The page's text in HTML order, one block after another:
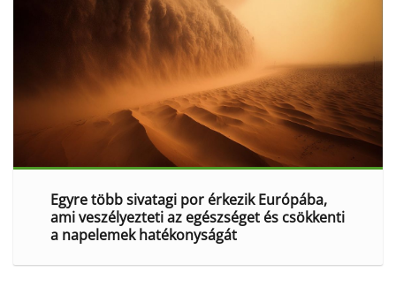
Egyre több sivatagi por érkezik Európába,
ami veszélyezteti az egészséget és csökkenti
a napelemek hatékonyságát